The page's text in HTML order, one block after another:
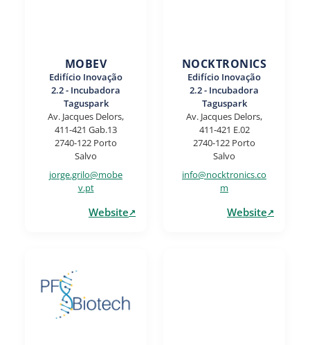
MOBEV
Edifício Inovação
2.2 - Incubadora
Taguspark
Av. Jacques Delors,
411-421 Gab.13
2740-122 Porto
Salvo
jorge.grilo@mobe
v.pt
Website
NOCKTRONICS
Edifício Inovação
2.2 - Incubadora
Taguspark
Av. Jacques Delors,
411-421 E.02
2740-122 Porto
Salvo
info@nocktronics.co
m
Website